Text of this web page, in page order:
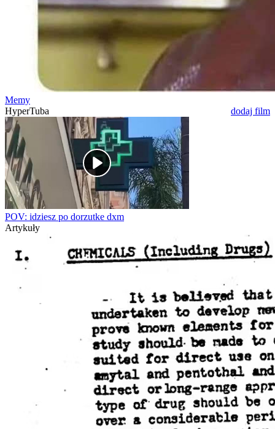
Memy
HyperTuba
dodaj film
POV: idziesz po dorzutke dxm
Artykuły